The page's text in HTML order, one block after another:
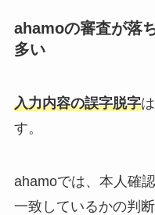
ahamoの審査が落
多い
入力内容の誤字脱字
す。
ahamoでは、本人確
一致しているかの判